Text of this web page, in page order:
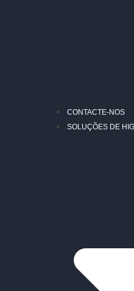
CONTACTE-NOS
SOLUÇÕES DE